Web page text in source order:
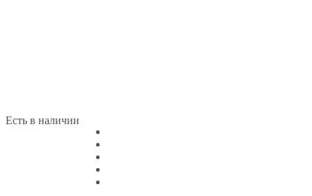
Есть в наличии